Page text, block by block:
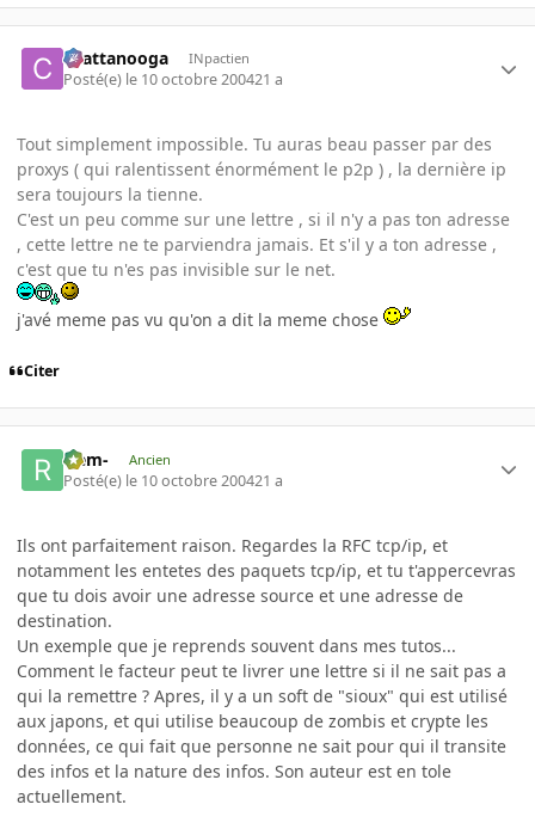
chattanooga INpactien
Posté(e) le 10 octobre 200421 a
Tout simplement impossible. Tu auras beau passer par des
proxys ( qui ralentissent énormément le p2p ) , la dernière ip
sera toujours la tienne.
C'est un peu comme sur une lettre , si il n'y a pas ton adresse
, cette lettre ne te parviendra jamais. Et s'il y a ton adresse ,
c'est que tu n'es pas invisible sur le net.
j'avé meme pas vu qu'on a dit la meme chose
Citer
-rem- Ancien
Posté(e) le 10 octobre 200421 a
Ils ont parfaitement raison. Regardes la RFC tcp/ip, et
notamment les entetes des paquets tcp/ip, et tu t'appercevras
que tu dois avoir une adresse source et une adresse de
destination.
Un exemple que je reprends souvent dans mes tutos...
Comment le facteur peut te livrer une lettre si il ne sait pas a
qui la remettre ? Apres, il y a un soft de "sioux" qui est utilisé
aux japons, et qui utilise beaucoup de zombis et crypte les
données, ce qui fait que personne ne sait pour qui il transite
des infos et la nature des infos. Son auteur est en tole
actuellement.